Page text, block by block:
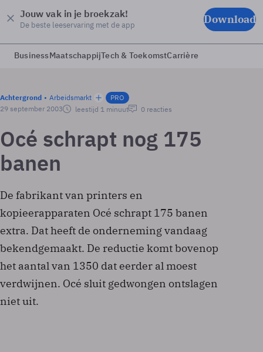
Jouw vak in je broekzak!
De beste leeservaring met de app Download
BusinessMaatschappijTech & ToekomstCarrière
Achtergrond Arbeidsmarkt
PRO
29 september 2003
leestijd 1 minuut 0 reacties
Océ schrapt nog 175
banen
De fabrikant van printers en
kopieerapparaten Océ schrapt 175 banen
extra. Dat heeft de onderneming vandaag
bekendgemaakt. De reductie komt bovenop
het aantal van 1350 dat eerder al moest
verdwijnen. Océ sluit gedwongen ontslagen
niet uit.